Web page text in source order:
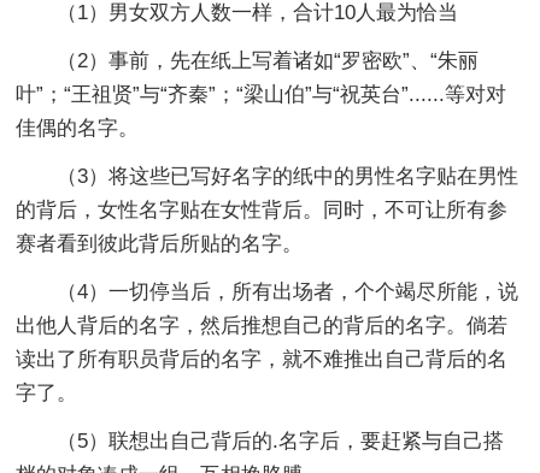
（1）男女双方人数一样，合计10人最为恰当
（2）事前，先在纸上写着诸如“罗密欧”、“朱丽
叶”；“王祖贤”与“齐秦”；“梁山伯”与“祝英台”......等对对
佳偶的名字。
（3）将这些已写好名字的纸中的男性名字贴在男性
的背后，女性名字贴在女性背后。同时，不可让所有参
赛者看到彼此背后所贴的名字。
（4）一切停当后，所有出场者，个个竭尽所能，说
出他人背后的名字，然后推想自己的背后的名字。倘若
读出了所有职员背后的名字，就不难推出自己背后的名
字了。
（5）联想出自己背后的.名字后，要赶紧与自己搭